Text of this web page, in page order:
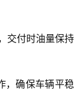
交付时油量保持
，确保车辆平稳